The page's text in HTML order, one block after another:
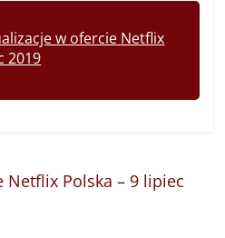
w ofercie Netflix
2019
Netflix Polska – 9 lipiec